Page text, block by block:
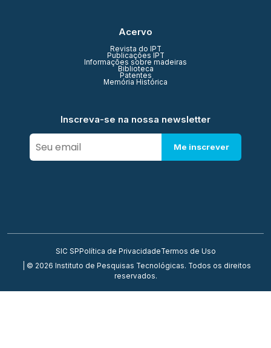
Acervo
Revista do IPT
Publicações IPT
Informações sobre madeiras
Biblioteca
Patentes
Memória Histórica
Inscreva-se na nossa newsletter
Me inscrever
SIC SP Política de PrivacidadeTermos de Uso
| © 2026 Instituto de Pesquisas Tecnológicas. Todos os direitos
reservados.